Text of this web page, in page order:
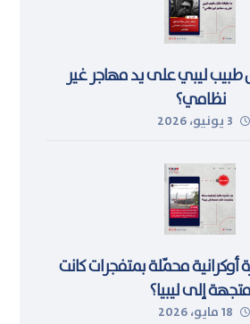
طبيب ليبي على يد مهاجر غير
نظامي؟
3 يونيو، 2026
أوكرانية محمّلة بمتفجرات كانت
متجهة إلى ليبيا؟
18 مايو، 2026